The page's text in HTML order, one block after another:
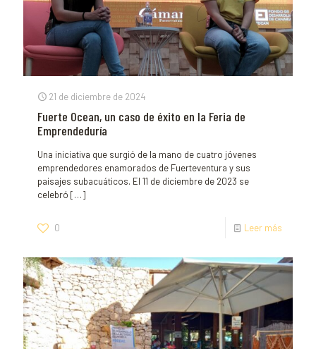
21 de diciembre de 2024
Fuerte Ocean, un caso de éxito en la Feria de
Emprendeduría
Una iniciativa que surgió de la mano de cuatro jóvenes
emprendedores enamorados de Fuerteventura y sus
paisajes subacuáticos. El 11 de diciembre de 2023 se
celebró […]
0 Leer más